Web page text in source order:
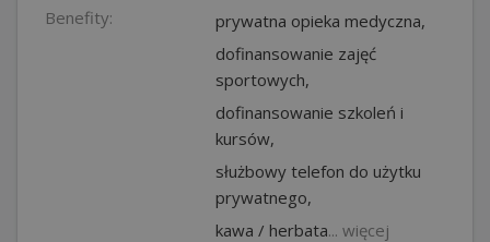
Benefity:
prywatna opieka medyczna,
dofinansowanie zajęć
sportowych,
dofinansowanie szkoleń i
kursów,
służbowy telefon do użytku
prywatnego,
kawa / herbata... więcej